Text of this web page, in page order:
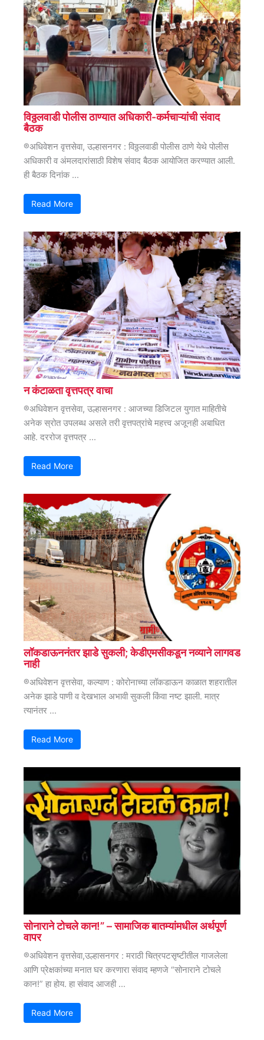
विठ्ठलवाडी पोलीस ठाण्यात अधिकारी-कर्मचाऱ्यांची संवाद
बैठक
®अधिवेशन वृत्तसेवा, उल्हासनगर : विठ्ठलवाडी पोलीस ठाणे येथे पोलीस
अधिकारी व अंमलदारांसाठी विशेष संवाद बैठक आयोजित करण्यात आली.
ही बैठक दिनांक ...
Read More
न कंटाळता वृत्तपत्र वाचा
®अधिवेशन वृत्तसेवा, उल्हासनगर : आजच्या डिजिटल युगात माहितीचे
अनेक स्रोत उपलब्ध असले तरी वृत्तपत्रांचे महत्त्व अजूनही अबाधित
आहे. दररोज वृत्तपत्र ...
Read More
लॉकडाऊननंतर झाडे सुकली; केडीएमसीकडून नव्याने लागवड
नाही
®अधिवेशन वृत्तसेवा, कल्याण : कोरोनाच्या लॉकडाऊन काळात शहरातील
अनेक झाडे पाणी व देखभाल अभावी सुकली किंवा नष्ट झाली. मात्र
त्यानंतर ...
Read More
सोनाराने टोचले कान!” – सामाजिक बातम्यांमधील अर्थपूर्ण
वापर
®अधिवेशन वृत्तसेवा,उल्हासनगर : मराठी चित्रपटसृष्टीतील गाजलेला
आणि प्रेक्षकांच्या मनात घर करणारा संवाद म्हणजे “सोनाराने टोचले
कान!” हा होय. हा संवाद आजही ...
Read More